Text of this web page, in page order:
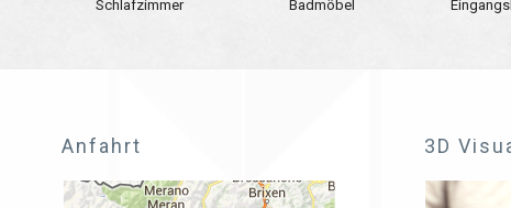
Schlafzimmer Badmöbel
Anfahrt 3D